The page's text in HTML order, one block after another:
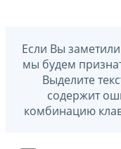
Если Вы
мы будем
Выделите
содержит
комбинацию